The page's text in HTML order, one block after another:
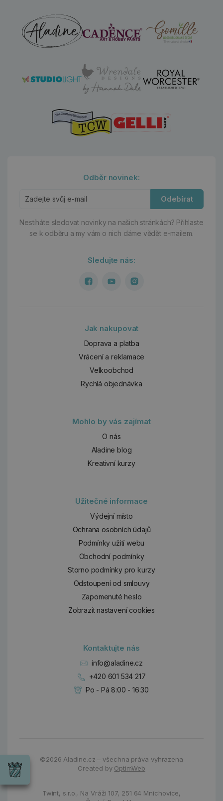
Odběr novinek:
Odebírat
Nestíháte sledovat novinky na našich stránkách? Přihlaste
se k odběru a my vám o nich dáme vědět e-mailem.
Sledujte nás:
Jak nakupovat
Doprava a platba
Vrácení a reklamace
Velkoobchod
Rychlá objednávka
Mohlo by vás zajímat
O nás
Aladine blog
Kreativní kurzy
Užitečné informace
Výdejní místo
Ochrana osobních údajů
Podmínky užití webu
Obchodní podmínky
Storno podmínky pro kurzy
Odstoupení od smlouvy
Zapomenuté heslo
Zobrazit nastavení cookies
Kontaktujte nás
info@aladine.cz
+420 601 534 217
Po - Pá 8:00 - 16:30
©2026 Aladine.cz – všechna práva vyhrazena
Created by OptimWeb
Twint, s.r.o., Na Vráži 107, 251 64 Mnichovice,
Wrendale
příležitost
Chci si vybrat